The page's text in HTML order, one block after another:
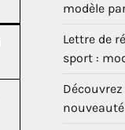
modèle
Lettre de
sport :